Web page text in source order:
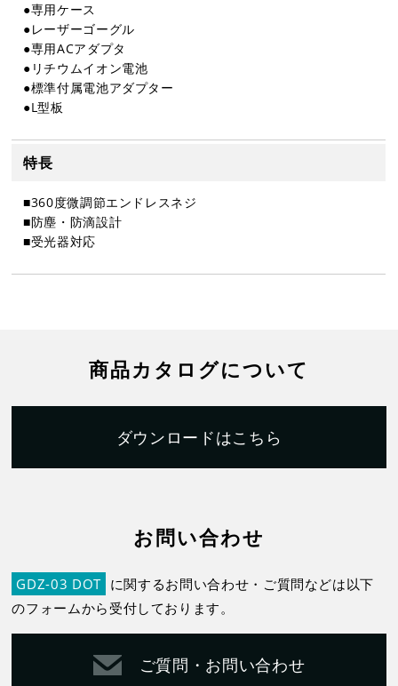
●専用ケース
●レーザーゴーグル
●専用ACアダプタ
●リチウムイオン電池
●標準付属電池アダプター
●L型板
特長
■360度微調節エンドレスネジ
■防塵・防滴設計
■受光器対応
商品カタログについて
ダウンロードはこちら
お問い合わせ
GDZ-03 DOT に関するお問い合わせ・ご質問などは以下
のフォームから受付しております。
ご質問・お問い合わせ